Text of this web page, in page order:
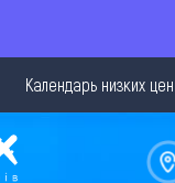
Календарь низких цен